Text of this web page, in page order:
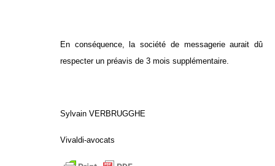
En conséquence, la société de messagerie aurait dû
respecter un préavis de 3 mois supplémentaire.
Sylvain VERBRUGGHE
Vivaldi-avocats